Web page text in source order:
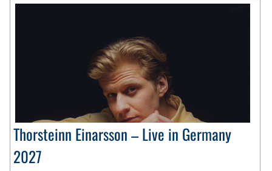
Thorsteinn Einarsson – Live in Germany
2027